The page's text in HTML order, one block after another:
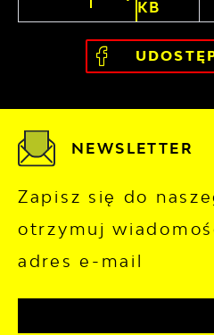
KB
NEWSLETTER
Zapisz się do
otrzymuj
adres e-mail